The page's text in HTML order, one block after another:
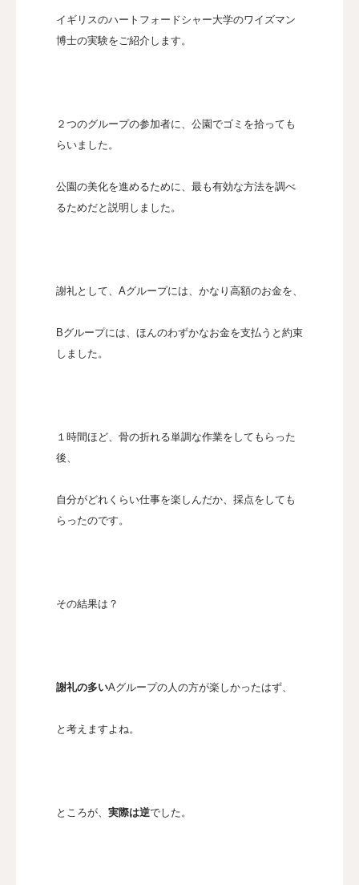
イギリスのハートフォードシャー大学のワイズマン
博士の実験をご紹介します。
２つのグループの参加者に、公園でゴミを拾っても
らいました。
公園の美化を進めるために、最も有効な方法を調べ
るためだと説明しました。
謝礼として、Aグループには、かなり高額のお金を、
Bグループには、ほんのわずかなお金を支払うと約束
しました。
１時間ほど、骨の折れる単調な作業をしてもらった
後、
自分がどれくらい仕事を楽しんだか、採点をしても
らったのです。
その結果は？
謝礼の多いAグループの人の方が楽しかったはず、
と考えますよね。
ところが、 実際は逆でした。